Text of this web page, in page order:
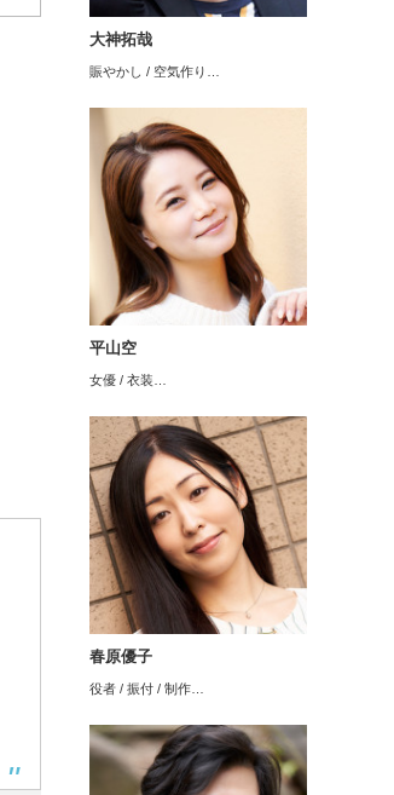
大神拓哉
賑やかし / 空気作り…
平山空
女優 / 衣装…
春原優子
役者 / 振付 / 制作…